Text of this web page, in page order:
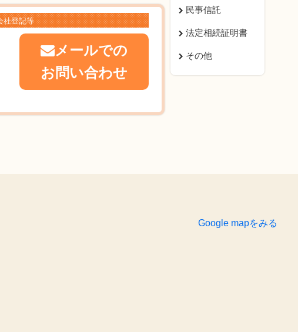
民事信託
法定相続証明書
その他
社登記等
メールでの
お問い合わせ
Google mapをみる